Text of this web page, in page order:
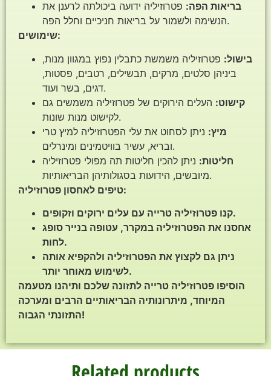
בריאות הפה: פטרוזיליה ידועה ביכולתה לרענן את
הנשימה ולשמור על בריאות חניכיים וחלל הפה.
שימושים:
בישול: פטרוזיליה משמשת כתבלין נפוץ במגוון מנות,
ביניהן סלטים, מרקים, תבשילים, רטבים, פסטות,
דגים, בשר ועוד.
קישוט: העלים הירוקים של פטרוזיליה משמשים גם
לקישוט מנות שונות.
מיץ: ניתן לסחוט את עלי הפטרוזיליה למיץ טרי
ובריא, עשיר בוויטמינים ומינרלים.
חליטות: ניתן להכין חליטות תה מפולי פטרוזיליה
מיובשים, הידועות בסגולותיהן הבריאותיות.
טיפים לאחסון פטרוזיליה:
קנו פטרוזיליה טרייה עם עלים ירוקים וזקופים.
אחסנו את הפטרוזיליה במקרר, עטופה בנייר סופג
לחות.
ניתן גם לקצוץ את הפטרוזיליה ולהקפיא אותה
לשימוש מאוחר יותר.
הוסיפו פטרוזיליה טרייה לתזונה שלכם ותיהנו מטעמה
המיוחד, מיתרונותיה הבריאותיים הרבים ומערכה
התזונתי הגבוה!